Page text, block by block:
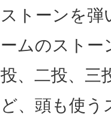
ストーンを弾
ームのストー
投、二投、三
ど、頭も使う